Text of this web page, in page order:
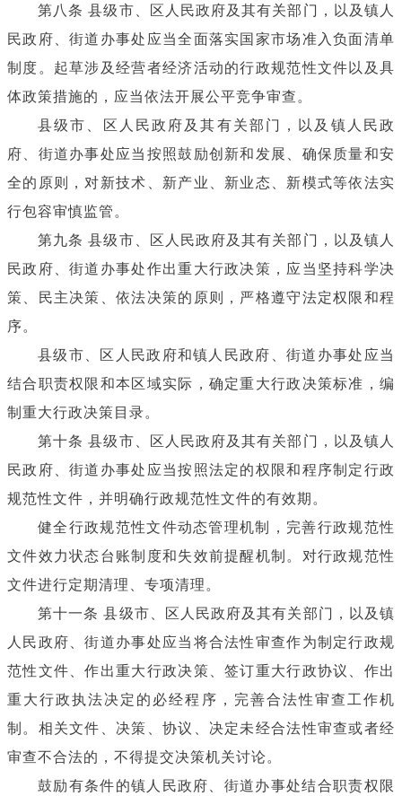
第八条 县级市、区人民政府及其有关部门，以及镇人
民政府、街道办事处应当全面落实国家市场准入负面清单
制度。起草涉及经营者经济活动的行政规范性文件以及具
体政策措施的，应当依法开展公平竞争审查。
县级市、区人民政府及其有关部门，以及镇人民政
府、街道办事处应当按照鼓励创新和发展、确保质量和安
全的原则，对新技术、新产业、新业态、新模式等依法实
行包容审慎监管。
第九条 县级市、区人民政府及其有关部门，以及镇人
民政府、街道办事处作出重大行政决策，应当坚持科学决
策、民主决策、依法决策的原则，严格遵守法定权限和程
序。
县级市、区人民政府和镇人民政府、街道办事处应当
结合职责权限和本区域实际，确定重大行政决策标准，编
制重大行政决策目录。
第十条 县级市、区人民政府及其有关部门，以及镇人
民政府、街道办事处应当按照法定的权限和程序制定行政
规范性文件，并明确行政规范性文件的有效期。
健全行政规范性文件动态管理机制，完善行政规范性
文件效力状态台账制度和失效前提醒机制。对行政规范性
文件进行定期清理、专项清理。
第十一条 县级市、区人民政府及其有关部门，以及镇
人民政府、街道办事处应当将合法性审查作为制定行政规
范性文件、作出重大行政决策、签订重大行政协议、作出
重大行政执法决定的必经程序，完善合法性审查工作机
制。相关文件、决策、协议、决定未经合法性审查或者经
审查不合法的，不得提交决策机关讨论。
鼓励有条件的镇人民政府、街道办事处结合职责权限